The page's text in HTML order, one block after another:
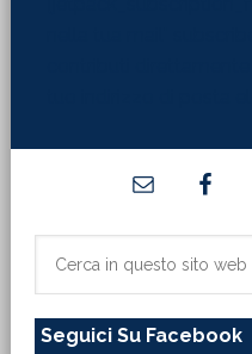
primaria
sito
Seguici Su Facebook